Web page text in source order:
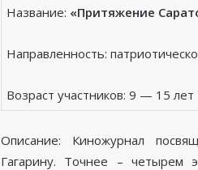
Название: «Притяжение
Направленность:
Возраст участников: 9 — 15 лет
Описание: Киножурнал
Гагарину. Точнее – четырем